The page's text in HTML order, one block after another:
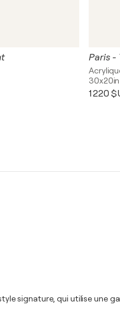
Paris -
30x20in
1 220
signature, qui utilise une